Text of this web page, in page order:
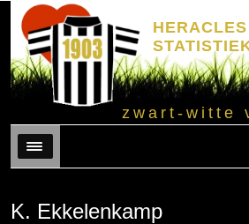
zwart-witte
Menu
K. Ekkelenkamp